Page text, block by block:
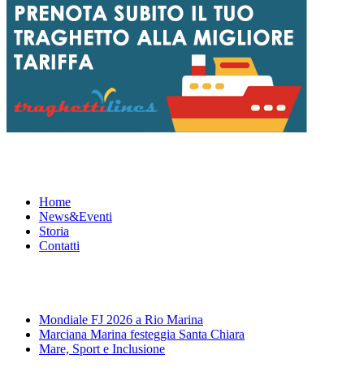
Home
News&Eventi
Storia
Contatti
Mondiale FJ 2026 a Rio Marina
Marciana Marina festeggia Santa Chiara
Mare, Sport e Inclusione